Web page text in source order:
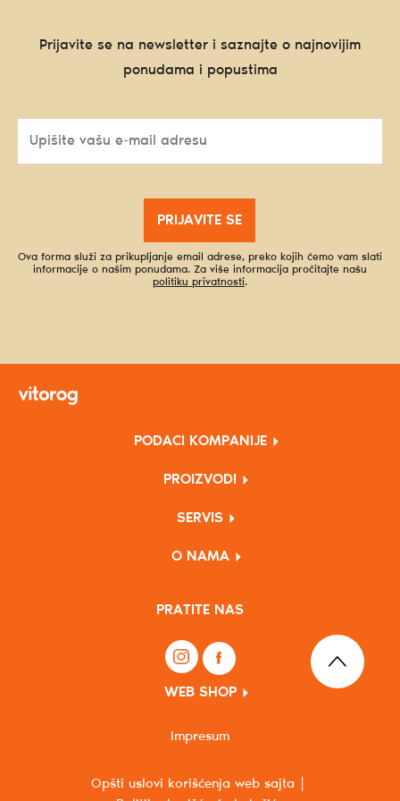
Prijavite se na newsletter i saznajte o najnovijim
ponudama i popustima
PRIJAVITE SE
Ova forma služi za prikupljanje email adrese, preko kojih ćemo vam slati
informacije o našim ponudama. Za više informacija pročitajte našu
politiku privatnosti.
PODACI KOMPANIJE
PROIZVODI
SERVIS
O NAMA
PRATITE NAS
WEB SHOP
Opšti uslovi korišćenja web sajta
Impresum